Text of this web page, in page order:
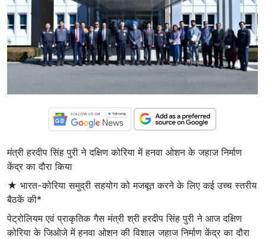
मंत्री हरदीप सिंह पुरी ने दक्षिण कोरिया में हनवा ओशन के जहाज निर्माण
केंद्र का दौरा किया
★ भारत-कोरिया समुद्री सहयोग को मजबूत करने के लिए कई उच्च स्तरीय
बैठकें की*
पेट्रोलियम एवं प्राकृतिक गैस मंत्री श्री हरदीप सिंह पुरी ने आज दक्षिण
कोरिया के जिओजे में हनवा ओशन की विशाल जहाज निर्माण केंद्र का दौरा